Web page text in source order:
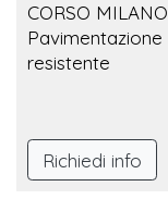
CORSO MILANO
resistente
Richiedi info